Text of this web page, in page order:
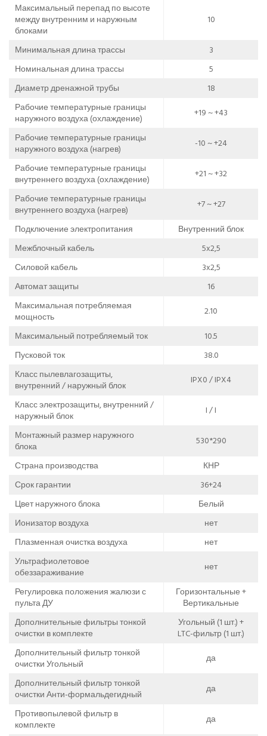
Максимальный перепад по высоте
между внутренним и наружным
блоками
10
Минимальная длина трассы
3
Номинальная длина трассы
5
Диаметр дренажной трубы
18
Рабочие температурные границы
наружного воздуха (охлаждение)
+19 ~ +43
Рабочие температурные границы
наружного воздуха (нагрев)
-10 ~ +24
Рабочие температурные границы
внутреннего воздуха (охлаждение)
+21 ~ +32
Рабочие температурные границы
внутреннего воздуха (нагрев)
+7 ~ +27
Подключение электропитания
Внутренний блок
Межблочный кабель
5x2,5
Силовой кабель
3x2,5
Автомат защиты
16
Максимальная потребляемая
мощность
2.10
Максимальный потребляемый ток
10.5
Пусковой ток
38.0
Класс пылевлагозащиты,
внутренний / наружный блок
IPX0 / IPX4
Класс электрозащиты, внутренний /
наружный блок
I / I
Монтажный размер наружного
блока
530*290
Страна производства
КНР
Срок гарантии
36+24
Цвет наружного блока
Белый
Ионизатор воздуха
нет
Плазменная очистка воздуха
нет
Ультрафиолетовое
обеззараживание
нет
Регулировка положения жалюзи с
пульта ДУ
Горизонтальные +
Вертикальные
Дополнительные фильтры тонкой
очистки в комплекте
Угольный (1 шт.) +
LTC-фильтр (1 шт.)
Дополнительный фильтр тонкой
очистки Угольный
да
Дополнительный фильтр тонкой
очистки Анти-формальдегидный
да
Противопылевой фильтр в
комплекте
да